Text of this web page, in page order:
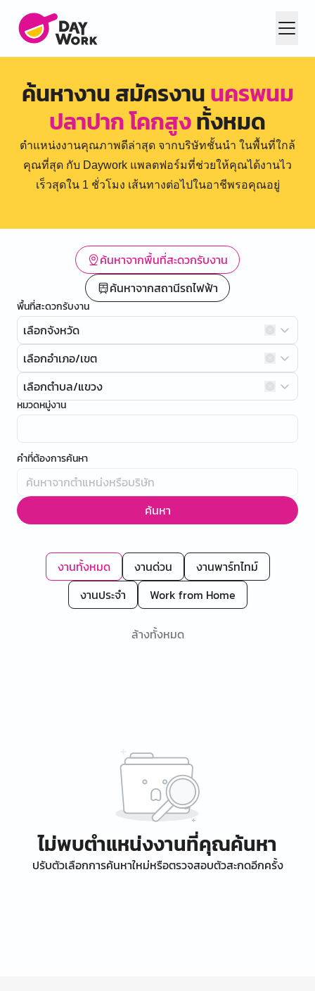
ค้นหางาน สมัครงานนครพนม
ปลาปาก โคกสูงทั้งหมด
ตำแหน่งงานคุณภาพดีล่าสุด จากบริษัทชั้นนำ ในพื้นที่ใกล้
คุณที่สุด กับ Daywork แพลตฟอร์มที่ช่วยให้คุณได้งานไว
เร็วสุดใน 1 ชั่วโมง เส้นทางต่อไปในอาชีพรอคุณอยู่
ค้นหาจากพื้นที่สะดวกรับงาน
ค้นหาจากสถานีรถไฟฟ้า
พื้นที่สะดวกรับงาน
เลือกจังหวัด
เลือกอำเภอ/เขต
เลือกตำบล/แขวง
หมวดหมู่งาน
คำที่ต้องการค้นหา
ค้นหา
งานทั้งหมด งานด่วน
งานพาร์ทไทม์
งานประจำ
Work from Home
ล้างทั้งหมด
ไม่พบตำแหน่งงานที่คุณค้นหา
ปรับตัวเลือกการค้นหาใหม่หรือตรวจสอบตัวสะกดอีกครั้ง